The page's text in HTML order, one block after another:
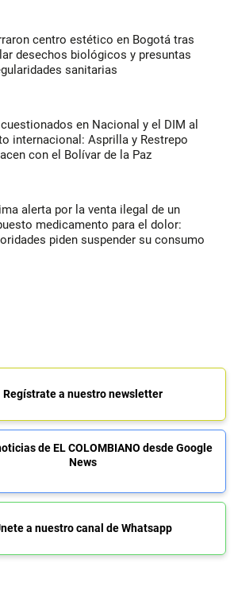
centro estético en Bogotá tras
desechos biológicos y presuntas
sanitarias
en Nacional y el DIM al
internacional: Asprilla y Restrepo
con el Bolívar de la Paz
alerta por la venta ilegal de un
medicamento para el dolor:
piden suspender su consumo
Regístrate a nuestro newsletter
de EL COLOMBIANO desde Google
News
a nuestro canal de Whatsapp